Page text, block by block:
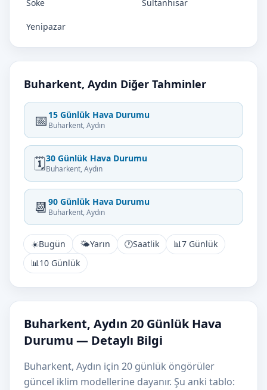
Söke Sultanhisar
Yenipazar
Buharkent, Aydın Diğer Tahminler
📅 15 Günlük Hava Durumu
Buharkent, Aydın
🗓️30 Günlük Hava Durumu
Buharkent, Aydın
📆 90 Günlük Hava Durumu
Buharkent, Aydın
☀️Bugün 🌤️Yarın 🕐Saatlik 📊7 Günlük
📊10 Günlük
Buharkent, Aydın 20 Günlük Hava
Durumu — Detaylı Bilgi
Buharkent, Aydın için 20 günlük öngörüler
güncel iklim modellerine dayanır. Şu anki tablo: